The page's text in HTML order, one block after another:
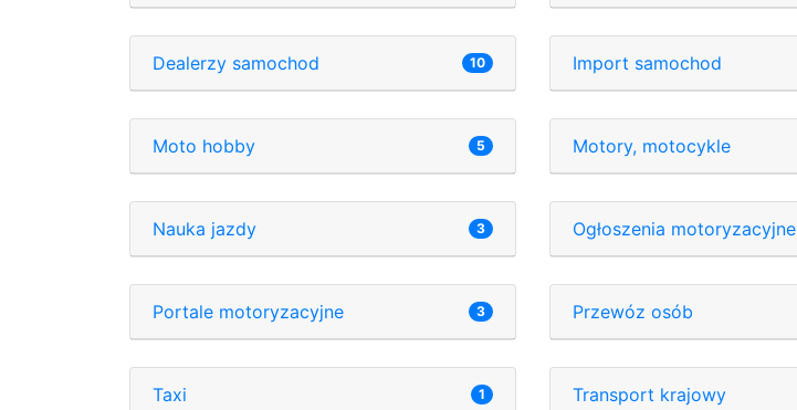
Dealerzy samochod 10 Import samochod
Moto hobby 5 Motory, motocykle
Nauka jazdy 3 Ogłoszenia motoryzacyjne
Portale motoryzacyjne 3 Przewóz osób
Taxi 1 Transport krajowy